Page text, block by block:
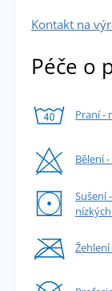
Kontakt na
Péče o
Praní -
Bělení
Sušení